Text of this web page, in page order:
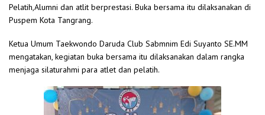
Pelatih,Alumni dan atlit berprestasi. Buka bersama itu dilaksanakan di
Puspem Kota Tangrang.
Ketua Umum Taekwondo Daruda Club Sabmnim Edi Suyanto SE.MM
mengatakan, kegiatan buka bersama itu dilaksanakan dalam rangka
menjaga silaturahmi para atlet dan pelatih.